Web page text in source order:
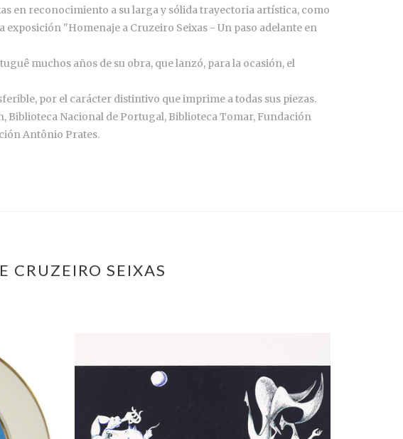
en reconocimiento a su larga y sólida trayectoria artística, como
"Homenaje a Cruzeiro Seixas - Un paso adelante en
muchos años de su obra, que lanzó, para la ocasión, el
por el carácter distintivo que imprime a todas sus piezas.
Biblioteca Nacional de Portugal, Biblioteca Tomar, Fundación
Antônio Prates.
CRUZEIRO SEIXAS